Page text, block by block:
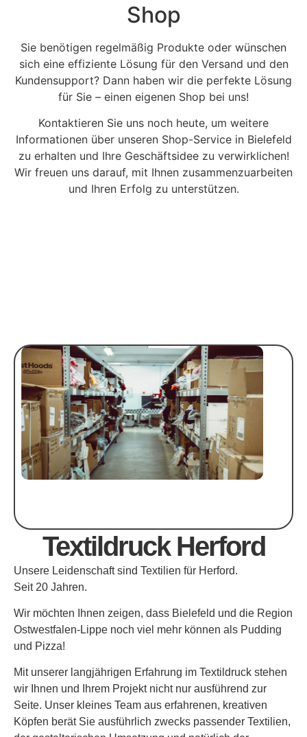
Shop
Sie benötigen regelmäßig Produkte oder wünschen
sich eine effiziente Lösung für den Versand und den
Kundensupport? Dann haben wir die perfekte Lösung
für Sie – einen eigenen Shop bei uns!
Kontaktieren Sie uns noch heute, um weitere
Informationen über unseren Shop-Service in Bielefeld
zu erhalten und Ihre Geschäftsidee zu verwirklichen!
Wir freuen uns darauf, mit Ihnen zusammenzuarbeiten
und Ihren Erfolg zu unterstützen.
Textildruck Herford
Unsere Leidenschaft sind Textilien für Herford.
Seit 20 Jahren.
Wir möchten Ihnen zeigen, dass Bielefeld und die Region
Ostwestfalen-Lippe noch viel mehr können als Pudding
und Pizza!
Mit unserer langjährigen Erfahrung im Textildruck stehen
wir Ihnen und Ihrem Projekt nicht nur ausführend zur
Seite. Unser kleines Team aus erfahrenen, kreativen
Köpfen berät Sie ausführlich zwecks passender Textilien,